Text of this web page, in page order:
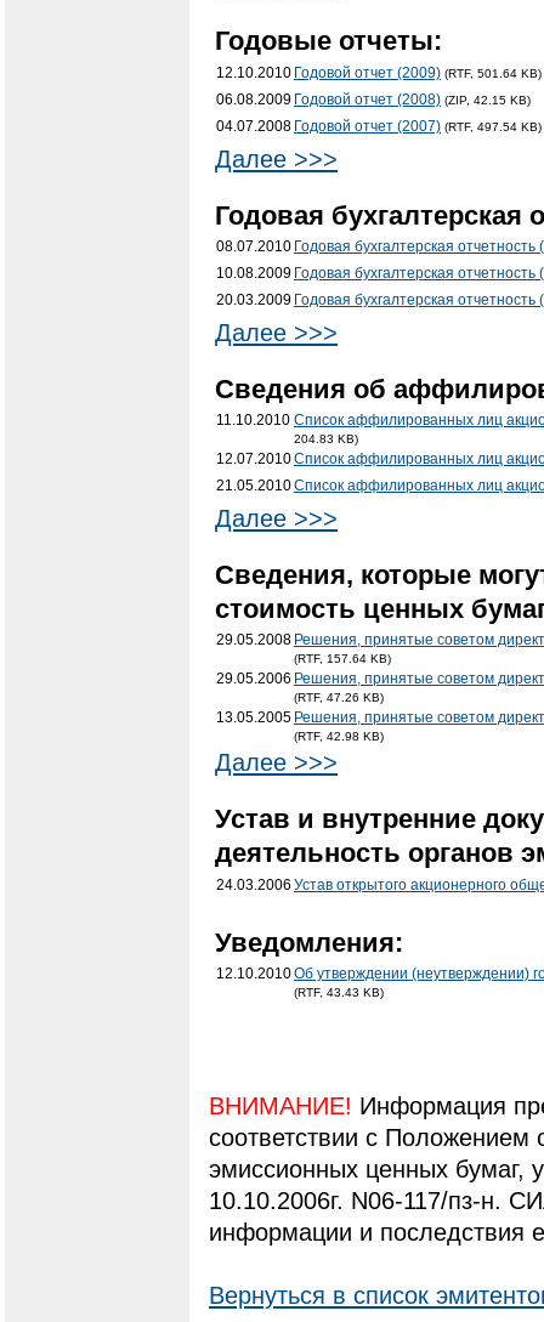
Годовые отчеты:
12.10.2010 Годовой отчет (2009) (RTF, 501.64 KB)
06.08.2009 Годовой отчет (2008) (ZIP, 42.15 KB)
04.07.2008 Годовой отчет (2007) (RTF, 497.54 KB)
Далее >>>
Годовая бухгалтерская
08.07.2010 Годовая бухгалтерская отчетность
10.08.2009 Годовая бухгалтерская отчетность
20.03.2009 Годовая бухгалтерская отчетность
Далее >>>
Cведения об
11.10.2010 Список аффилированных лиц
204.83 KB)
12.07.2010Список аффилированных лиц
21.05.2010Список аффилированных лиц
Далее >>>
Сведения, которые
стоимость ценных
29.05.2008 Решения, принятые советом
(RTF, 157.64 KB)
29.05.2006 Решения, принятые советом
(RTF, 47.26 KB)
13.05.2005 Решения, принятые советом
(RTF, 42.98 KB)
Далее >>>
Устав и внутренние
деятельность органов
24.03.2006 Устав открытого акционерного
Уведомления:
12.10.2010Об утверждении (неутверждении)
(RTF, 43.43 KB)
ВНИМАНИЕ! Информация
соответствии с
эмиссионных ценных
10.10.2006г. N06-117/пз-н.
информации и последствия
Вернуться в список